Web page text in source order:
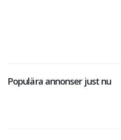
Populära annonser just nu